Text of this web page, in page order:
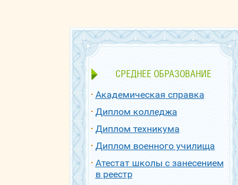
СРЕДНЕЕ ОБРАЗОВАНИЕ
Академическая справка
Диплом колледжа
Диплом техникума
Диплом военного училища
Атестат школы с занесением
в реестр